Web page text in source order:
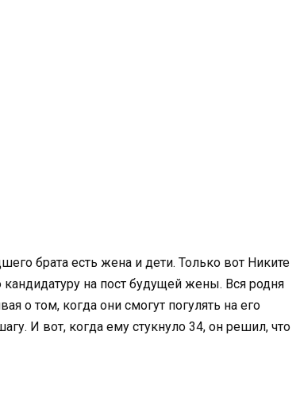
брата есть жена и дети. Только вот Никите
на пост будущей жены. Вся родня
о том, когда они смогут погулять на его
И вот, когда ему стукнуло 34, он решил, что